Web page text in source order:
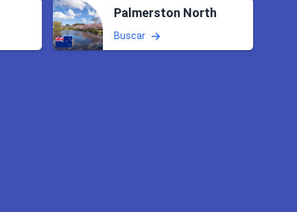
Palmerston North
Buscar